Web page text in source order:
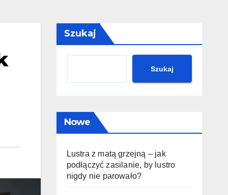
Szukaj
Szukaj
Nowe
Lustra z matą grzejną – jak
podłączyć zasilanie, by lustro
nigdy nie parowało?